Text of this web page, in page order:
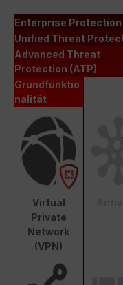
Enterprise Protection
Unified Threat
Advanced Threat
Protection (ATP)
Grundfunktio
nalität
Virtual
Private
Network
(VPN)